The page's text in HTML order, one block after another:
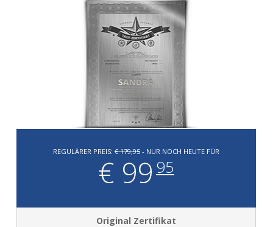
REGULÄRER PREIS: € 179,95 - NUR NOCH HEUTE FÜR
€ 99 95